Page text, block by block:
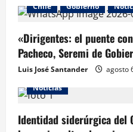
Chile Gobierno
«Dirigentes: el puente
Pacheco, Seremi de
Luis José Santander
agosto
Noticias
Identidad siderúrgica del